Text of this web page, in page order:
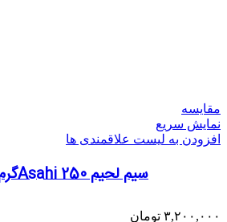
مقایسه
نمایش سریع
افزودن به لیست علاقمندی ها
سیم لحیم Asahi 250گرم 0.8mm
۳,۲۰۰,۰۰۰ تومان